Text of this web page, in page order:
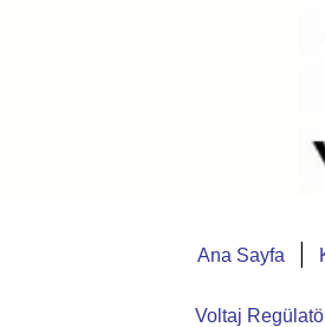
Ana Sayfa |
Voltaj